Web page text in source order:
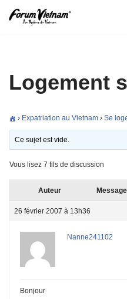
Logement
› Expatriation au Vietnam › Se
Ce sujet est vide.
Vous lisez 7 fils de discussion
Auteur
26 février 2007 à 13h36
Nanne241102
Bonjour